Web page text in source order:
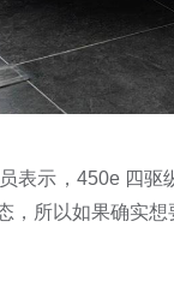
表示，450e 四
，所以如果确实